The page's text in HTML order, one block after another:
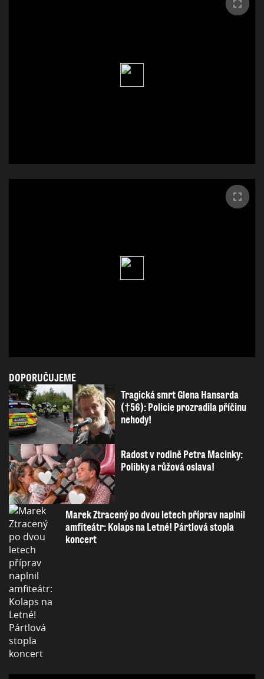
DOPORUČUJEME
Tragická smrt Glena Hansarda
(†56): Policie prozradila příčinu
nehody!
Radost v rodině Petra Macinky:
Polibky a růžová oslava!
Marek Ztracený po dvou letech příprav naplnil
amfiteátr: Kolaps na Letné! Pártlová stopla
koncert